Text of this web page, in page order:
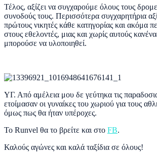
Τέλος, αξίζει να συγχαρούμε όλους τους
συνοδούς τους. Περισσότερα συγχαρητήρια
πρώτους νικητές κάθε κατηγορίας και ακόμα
στους εθελοντές, μιας και χωρίς αυτούς
μπορούσε να υλοποιηθεί.
ΥΓ. Από αμέλεια μου δε γεύτηκα τις
ετοίμασαν οι γυναίκες του χωριού για τους
όμως πως θα ήταν υπέροχες.
Το Runvel θα το βρείτε και στο FB.
Καλούς αγώνες και καλά ταξίδια σε όλους!